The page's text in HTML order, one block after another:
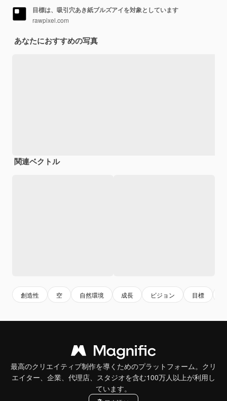
目標は、吸引穴あき紙ブルズアイを対象としています
rawpixel.com
あなたにおすすめの写真
関連ベクトル
創造性 空 自然環境 成長 ビジョン 目標
最高のクリエイティブ制作を導くためのプラットフォーム。クリ
エイター、企業、代理店、スタジオを含む100万人以上が利用し
ています。